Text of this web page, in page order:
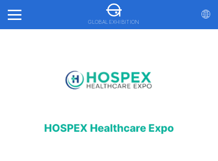
GLOBAL EXHIBITION